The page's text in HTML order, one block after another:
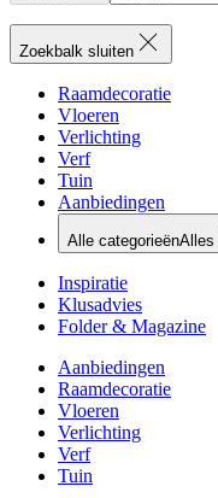
Zoekbalk sluiten
Raamdecoratie
Vloeren
Verlichting
Verf
Tuin
Aanbiedingen
Alle categorieënAlles
Inspiratie
Klusadvies
Folder & Magazine
Aanbiedingen
Raamdecoratie
Vloeren
Verlichting
Verf
Tuin